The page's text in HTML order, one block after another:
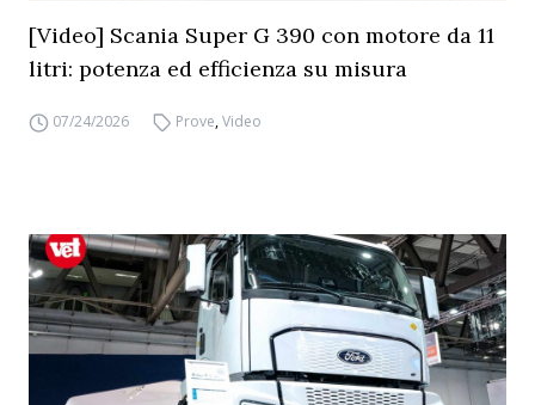
[Video] Scania Super G 390 con motore da 11
litri: potenza ed efficienza su misura
07/24/2026 Prove,Video